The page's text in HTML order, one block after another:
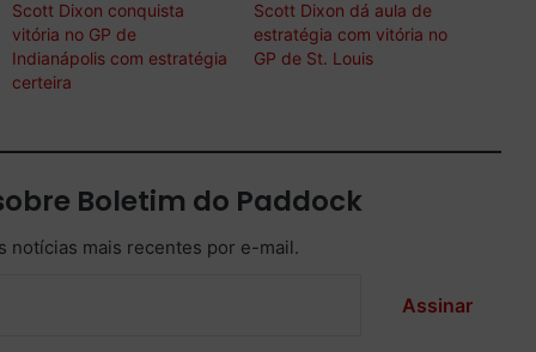
Scott Dixon conquista
vitória no GP de
Indianápolis com estratégia
certeira
Scott Dixon dá aula de
estratégia com vitória no
GP de St. Louis
Boletim do Paddock
notícias mais recentes por e-mail.
Assinar